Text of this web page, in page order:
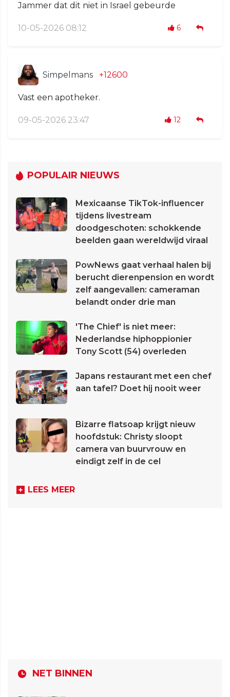
Jammer dat dit niet in Israel gebeurde
10-05-2026 08:12 6
Simpelmans +12600
Vast een apotheker.
09-05-2026 23:47 12
POPULAIR NIEUWS
Mexicaanse TikTok-influencer
tijdens livestream
doodgeschoten: schokkende
beelden gaan wereldwijd viraal
PowNews gaat verhaal halen bij
berucht dierenpension en wordt
zelf aangevallen: cameraman
belandt onder drie man
'The Chief' is niet meer:
Nederlandse hiphoppionier
Tony Scott (54) overleden
Japans restaurant met een chef
aan tafel? Doet hij nooit weer
Bizarre flatsoap krijgt nieuw
hoofdstuk: Christy sloopt
camera van buurvrouw en
eindigt zelf in de cel
LEES MEER
NET BINNEN